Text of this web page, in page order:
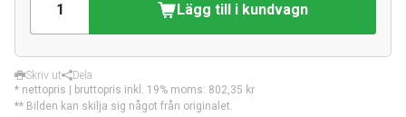
Lägg till i kundvagn
Skriv ut
Dela
* nettopris | bruttopris inkl. 19% moms: 802,35 kr
** Bilden kan skilja sig något från originalet.